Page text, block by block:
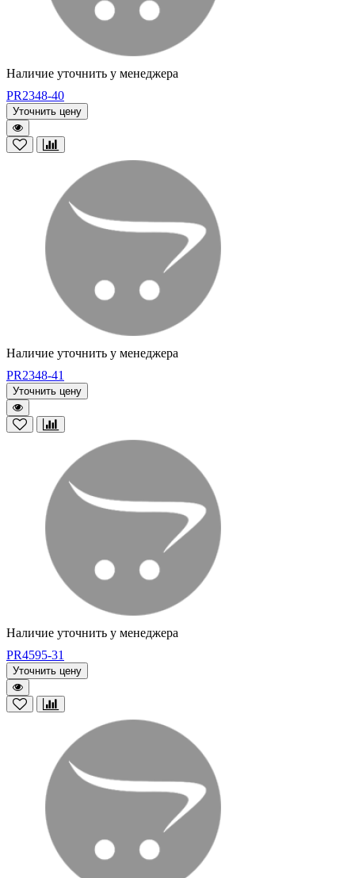
Наличие уточнить у менеджера
PR2348-40
Уточнить цену
Наличие уточнить у менеджера
PR2348-41
Уточнить цену
Наличие уточнить у менеджера
PR4595-31
Уточнить цену